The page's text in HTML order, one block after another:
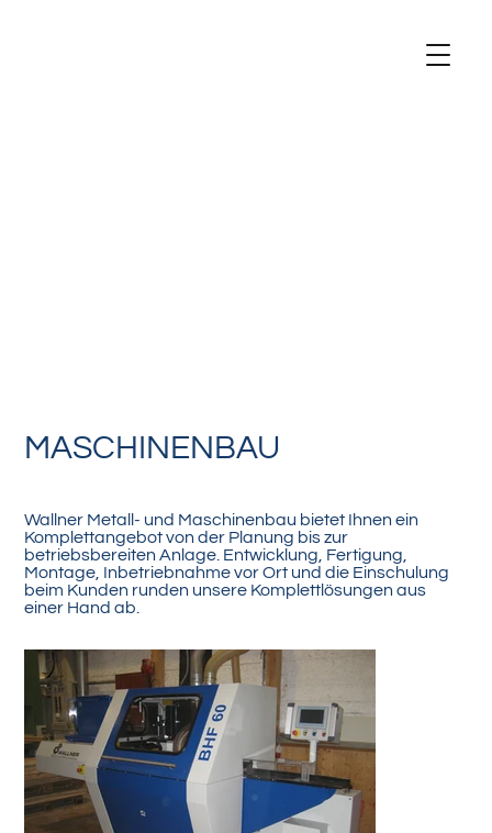
Wallner Metall- und Maschinenbau bietet Ihnen ein
Komplettangebot von der Planung bis zur
betriebsbereiten Anlage. Entwicklung, Fertigung,
Montage, Inbetriebnahme vor Ort und die Einschulung
beim Kunden runden unsere Komplettlösungen aus
einer Hand ab.
MASCHINENBAU